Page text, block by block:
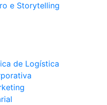
e Storytelling
de Logística